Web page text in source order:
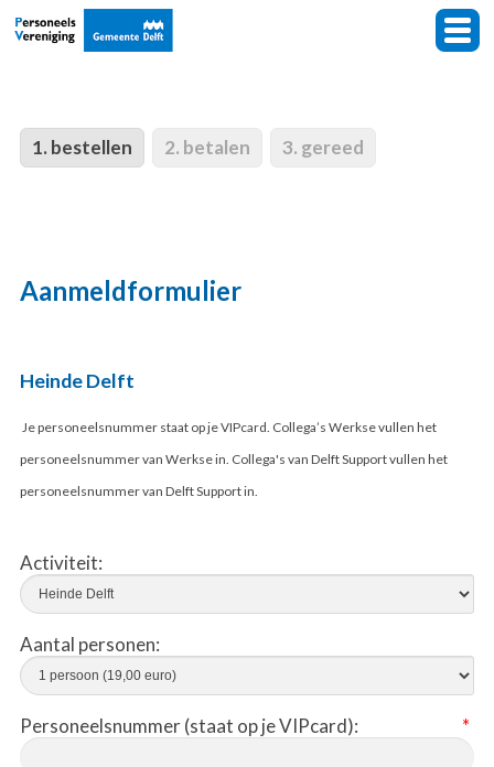
1. bestellen 2. betalen 3. gereed
Aanmeldformulier
Heinde Delft
Je personeelsnummer staat op je VIPcard. Collega’s Werkse vullen het
personeelsnummer van Werkse in. Collega's van Delft Support vullen het
personeelsnummer van Delft Support in.
Activiteit:
Aantal personen:
Personeelsnummer (staat op je VIPcard): *